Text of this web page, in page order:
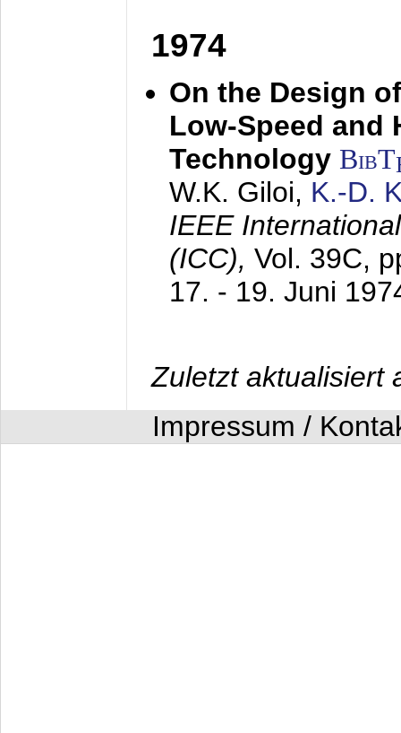
1974
On the Design
Low-Speed and
Technology BibT
W.K. Giloi, K.-D.
IEEE
(ICC), Vol. 39C,
17. - 19. Juni
Zuletzt aktualisiert
Impressum /